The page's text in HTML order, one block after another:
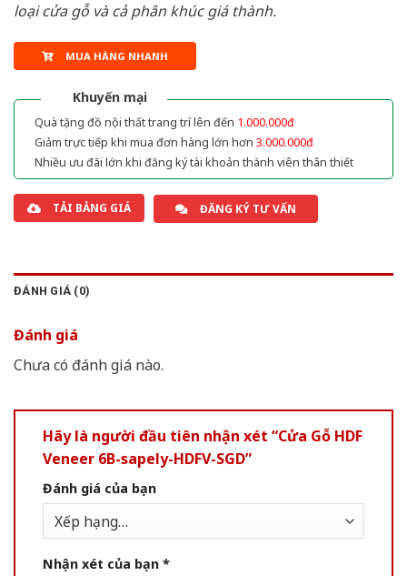
loại cửa gỗ và cả phân khúc giá thành.
MUA HÀNG NHANH
Khuyến mại
Quà tặng đồ nội thất trang trí lên đến 1.000.000đ
Giảm trực tiếp khi mua đơn hàng lớn hơn 3.000.000đ
Nhiều ưu đãi lớn khi đăng ký tài khoản thành viên thân thiết
TẢI BẢNG GIÁ ĐĂNG KÝ TƯ VẤN
ĐÁNH GIÁ (0)
Đánh giá
Chưa có đánh giá nào.
Hãy là người đầu tiên nhận xét “Cửa Gỗ HDF
Veneer 6B-sapely-HDFV-SGD”
Đánh giá của bạn
Nhận xét của bạn *